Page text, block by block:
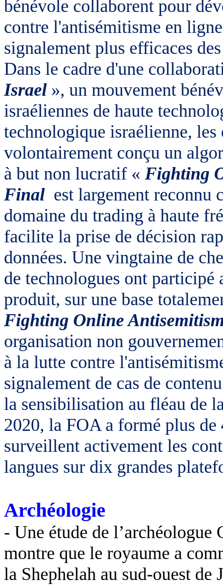
bénévole collaborent pour
contre l'antisémitisme en
signalement plus efficaces
Dans le cadre d'une
Israel », un mouvement
israéliennes de haute
technologique israélienne,
volontairement conçu un
à but non lucratif « Fighting
Final est largement reconnu
domaine du trading à haute
facilite la prise de décision
données. Une vingtaine de
de technologues ont participé
produit, sur une base
Fighting Online
organisation non
à la lutte contre
signalement de cas de
la sensibilisation au fléau de
2020, la FOA a formé plus de
surveillent activement les
langues sur dix grandes
Archéologie
- Une étude de
montre que le royaume a
la Shephelah au sud-ouest de